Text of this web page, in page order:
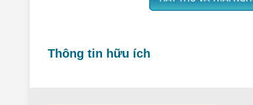
Thông tin hữu ích